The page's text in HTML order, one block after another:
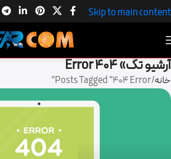
Skip to main content
آرشیو تگ» 404 Error
خانه Posts Tagged "404 Error"